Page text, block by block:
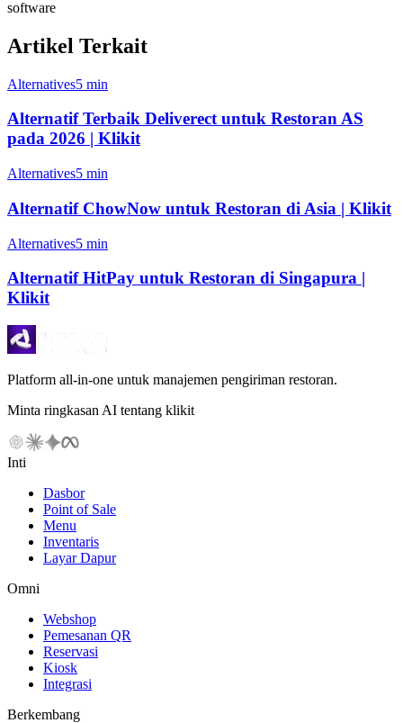
software
Artikel Terkait
Alternatives5 min
Alternatif Terbaik Deliverect untuk Restoran AS
pada 2026 | Klikit
Alternatives5 min
Alternatif ChowNow untuk Restoran di Asia | Klikit
Alternatives5 min
Alternatif HitPay untuk Restoran di Singapura |
Klikit
Platform all-in-one untuk manajemen pengiriman restoran.
Minta ringkasan AI tentang klikit
Inti
Dasbor
Point of Sale
Menu
Inventaris
Layar Dapur
Omni
Webshop
Pemesanan QR
Reservasi
Kiosk
Integrasi
Berkembang